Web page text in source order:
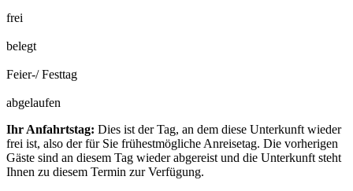
frei
belegt
Feier-/ Festtag
abgelaufen
Ihr Anfahrtstag: Dies ist der Tag, an dem diese Unterkunft wieder
frei ist, also der für Sie frühestmögliche Anreisetag. Die vorherigen
Gäste sind an diesem Tag wieder abgereist und die Unterkunft steht
Ihnen zu diesem Termin zur Verfügung.